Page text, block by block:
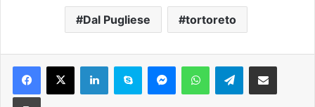
Dal Pugliese tortoreto
Telegram